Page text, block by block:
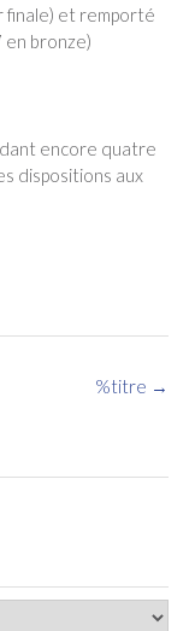
finale) et remporté
en bronze)
encore quatre
dispositions aux
%titre →